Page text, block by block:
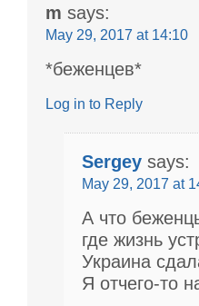
m says:
May 29, 2017 at 14:10
*беженцeв*
Log in to Reply
Sergey says:
May 29, 2017 at
А что
где жизнь
Украина
Я отчего-то